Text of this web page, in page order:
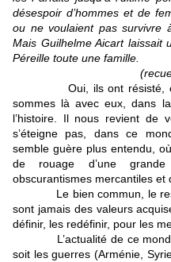
désespoir d’hommes et de
ou ne voulaient pas survivre
Mais Guilhelme Aicart laissait
Péreille toute une famille.
Oui, ils ont résisté, et
sommes là avec eux, dans
l’histoire. Il nous revient de
s’éteigne pas, dans ce
semble guère plus entendu,
de rouage d’une
obscurantismes mercantiles et
Le bien commun, le
sont jamais des valeurs
définir, les redéfinir, pour les
L’actualité de ce monde
soit les guerres (Arménie,